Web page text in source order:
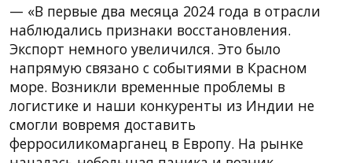
— «В первые два месяца 2024 года в отрасли
наблюдались признаки восстановления.
Экспорт немного увеличился. Это было
напрямую связано с событиями в Красном
море. Возникли временные проблемы в
логистике и наши конкуренты из Индии не
смогли вовремя доставить
ферросиликомарганец в Европу. На рынке